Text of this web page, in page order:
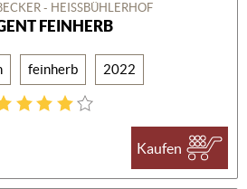
- HEISSBÜHLERHOF
FEINHERB
feinherb 2022
Kaufen